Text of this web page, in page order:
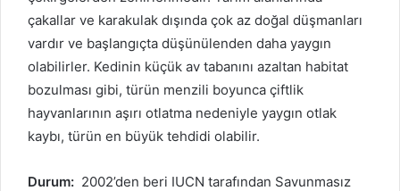
çakallar ve karakulak dışında çok az doğal düşmanları
vardır ve başlangıçta düşünülenden daha yaygın
olabilirler. Kedinin küçük av tabanını azaltan habitat
bozulması gibi, türün menzili boyunca çiftlik
hayvanlarının aşırı otlatma nedeniyle yaygın otlak
kaybı, türün en büyük tehdidi olabilir.
Durum: 2002’den beri IUCN tarafından Savunmasız